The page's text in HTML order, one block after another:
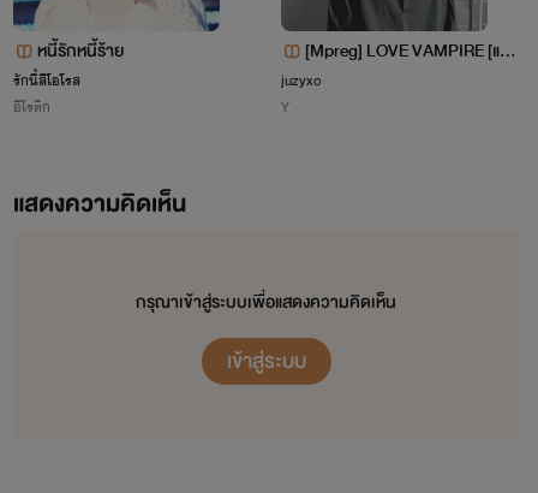
"ทำไมต้องเป็นนาย!!!"
หนี้รักหนี้ร้าย
รักนี้สีโอโรส
อีโรติก
[Mpreg] LOVE VAMPIRE [แวม
ไพร์ร้ายแวมไพร์รัก]
juzyxo
Y
แสดงความคิดเห็น
กรุณาเข้าสู่ระบบเพื่อแสดงความคิดเห็น
เข้าสู่ระบบ